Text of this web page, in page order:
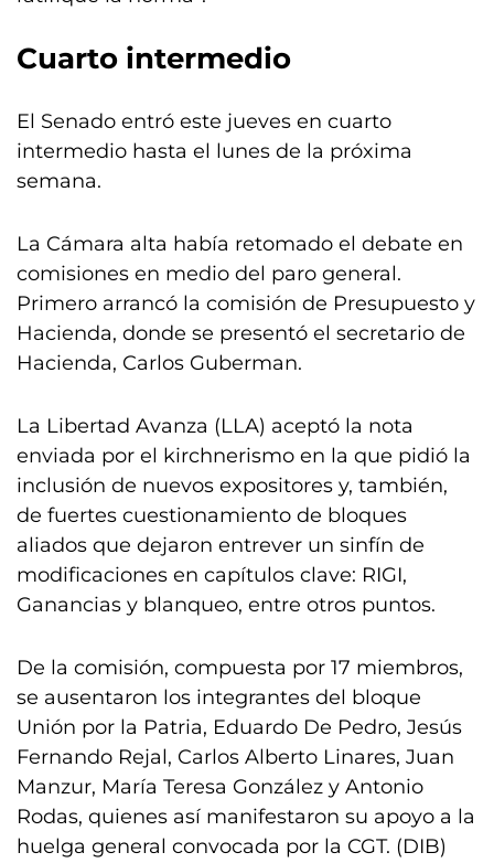
Cuarto intermedio
El Senado entró este jueves en cuarto
intermedio hasta el lunes de la próxima
semana.
La Cámara alta había retomado el debate en
comisiones en medio del paro general.
Primero arrancó la comisión de Presupuesto y
Hacienda, donde se presentó el secretario de
Hacienda, Carlos Guberman.
La Libertad Avanza (LLA) aceptó la nota
enviada por el kirchnerismo en la que pidió la
inclusión de nuevos expositores y, también,
de fuertes cuestionamiento de bloques
aliados que dejaron entrever un sinfín de
modificaciones en capítulos clave: RIGI,
Ganancias y blanqueo, entre otros puntos.
De la comisión, compuesta por 17 miembros,
se ausentaron los integrantes del bloque
Unión por la Patria, Eduardo De Pedro, Jesús
Fernando Rejal, Carlos Alberto Linares, Juan
Manzur, María Teresa González y Antonio
Rodas, quienes así manifestaron su apoyo a la
huelga general convocada por la CGT. (DIB)